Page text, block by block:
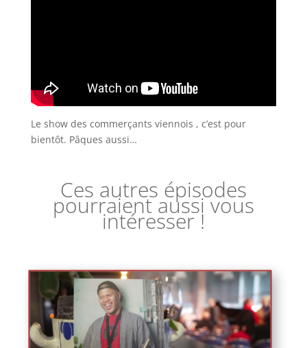
Le show des commerçants viennois , c’est pour
bientôt. Pâques aussi…
Ces autres épisodes
pourraient aussi vous
intéresser !